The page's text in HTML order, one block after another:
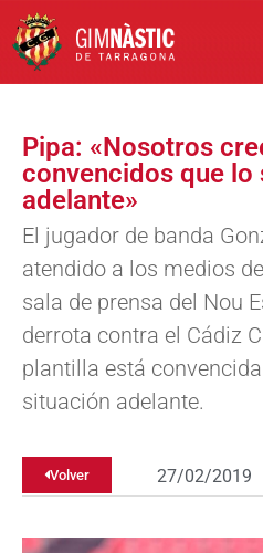
Pipa: «Nosotros
convencidos que lo
adelante»
El jugador de banda
atendido a los medios
sala de prensa del Nou
derrota contra el Cádiz
plantilla está
situación adelante.
Volver 27/02/2019